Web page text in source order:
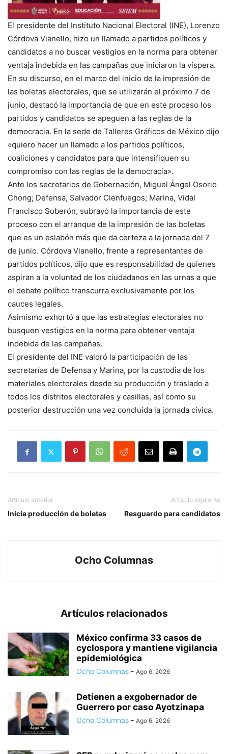
El presidente del Instituto Nacional Electoral (INE), Lorenzo
Córdova Vianello, hizo un llamado a partidos políticos y
candidatos a no buscar vestigios en la norma para obtener
ventaja indebida en las campañas que iniciaron la víspera.
En su discurso, en el marco del inicio de la impresión de
las boletas electorales, que se utilizarán el próximo 7 de
junio, destacó la importancia de que en este proceso los
partidos y candidatos se apeguen a las reglas de la
democracia. En la sede de Talleres Gráficos de México dijo
«quiero hacer un llamado a los partidos políticos,
coaliciones y candidatos para que intensifiquen su
compromiso con las reglas de la democracia».
Ante los secretarios de Gobernación, Miguel Ángel Osorio
Chong; Defensa, Salvador Cienfuegos; Marina, Vidal
Francisco Soberón, subrayó la importancia de este
proceso con el arranque de la impresión de las boletas
que es un eslabón más que da certeza a la jornada del 7
de junio. Córdova Vianello, frente a representantes de
partidos políticos, dijo que es responsabilidad de quienes
aspiran a la voluntad de los ciudadanos en las urnas a que
el debate político transcurra exclusivamente por los
cauces legales.
Asimismo exhortó a que las estrategias electorales no
busquen vestigios en la norma para obtener ventaja
indebida de las campañas.
El presidente del INE valoró la participación de las
secretarías de Defensa y Marina, por la custodia de los
materiales electorales desde su producción y traslado a
todos los distritos electorales y casillas, así como su
posterior destrucción una vez concluida la jornada cívica.
Artículo anterior
Inicia producción de boletas
Artículo siguiente
Resguardo para candidatos
Ocho Columnas
Artículos relacionados
México confirma 33 casos de
cyclospora y mantiene vigilancia
epidemiológica
Ocho Columnas - Ago 6, 2026
Detienen a exgobernador de
Guerrero por caso Ayotzinapa
Ocho Columnas - Ago 6, 2026